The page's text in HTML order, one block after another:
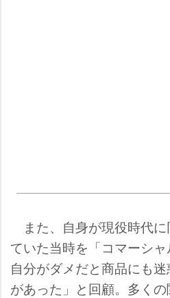
また、自身が現役時代
ていた当時を「コマーシャ
自分がダメだと商品にも
があった」と回顧。多く